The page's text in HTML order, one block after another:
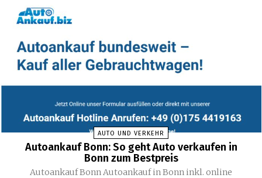
AUTO UND VERKEHR
Autoankauf Bonn: So geht Auto verkaufen in
Bonn zum Bestpreis
Autoankauf Bonn Autoankauf in Bonn inkl. online